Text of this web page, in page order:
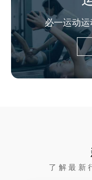
必一运动
了解最新